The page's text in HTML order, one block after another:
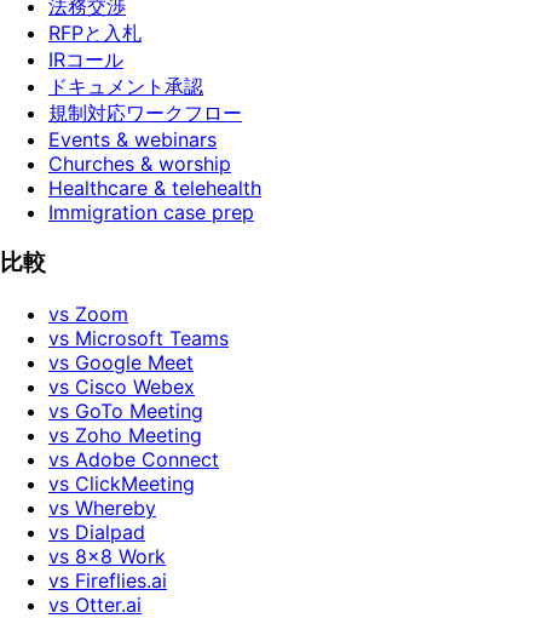
法務交渉
RFPと入札
IRコール
ドキュメント承認
規制対応ワークフロー
Events & webinars
Churches & worship
Healthcare & telehealth
Immigration case prep
比較
vs Zoom
vs Microsoft Teams
vs Google Meet
vs Cisco Webex
vs GoTo Meeting
vs Zoho Meeting
vs Adobe Connect
vs ClickMeeting
vs Whereby
vs Dialpad
vs 8x8 Work
vs Fireflies.ai
vs Otter.ai